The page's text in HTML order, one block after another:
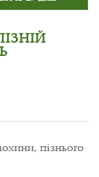
пізнього